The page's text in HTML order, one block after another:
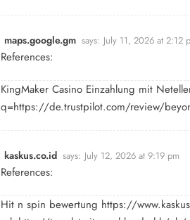
maps.google.gm says: July 11, 2026 at 2:12
References:
KingMaker Casino Einzahlung mit
q=https://de.trustpilot.com/review/
kaskus.co.id says: July 12, 2026 at 9:19 pm
References:
Hit n spin bewertung https://